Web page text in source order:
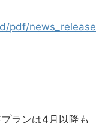
pdf/news_release
ランは4月以降も